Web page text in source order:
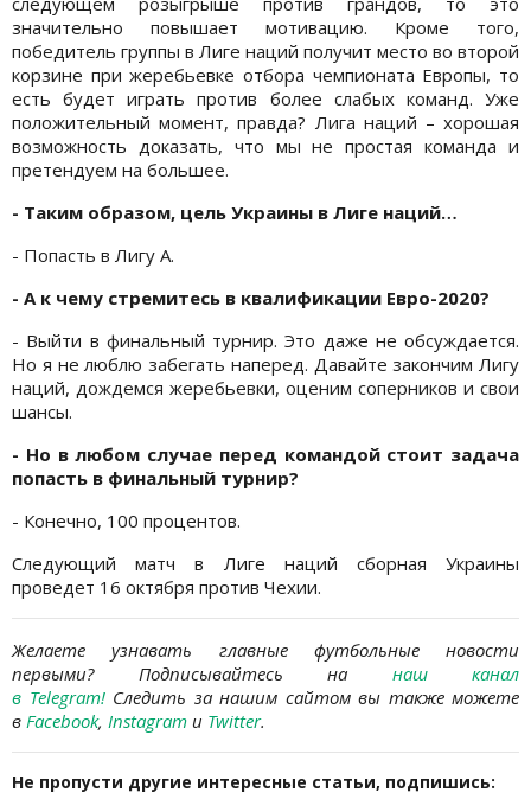
значительно повышает мотивацию. Кроме того,
победитель группы в Лиге наций получит место во второй
корзине при жеребьевке отбора чемпионата Европы, то
есть будет играть против более слабых команд. Уже
положительный момент, правда? Лига наций – хорошая
возможность доказать, что мы не простая команда и
претендуем на большее.
- Таким образом, цель Украины в Лиге наций…
- Попасть в Лигу А.
- А к чему стремитесь в квалификации Евро-2020?
- Выйти в финальный турнир. Это даже не обсуждается.
Но я не люблю забегать наперед. Давайте закончим Лигу
наций, дождемся жеребьевки, оценим соперников и свои
шансы.
- Но в любом случае перед командой стоит задача
попасть в финальный турнир?
- Конечно, 100 процентов.
Следующий матч в Лиге наций сборная Украины
проведет 16 октября против Чехии.
Желаете узнавать главные футбольные новости
первыми?
Подписывайтесь на
наш канал
в Telegram! Следить за нашим сайтом вы также можете
в Facebook, Instagram и Twitter.
Не пропусти другие интересные статьи, подпишись: